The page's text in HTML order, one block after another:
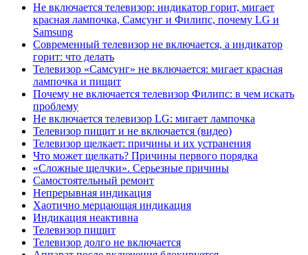
Не включается телевизор: индикатор горит, мигает
красная лампочка, Самсунг и Филипс, почему LG и
Samsung
Современный телевизор не включается, а индикатор
горит: что делать
Телевизор «Самсунг» не включается: мигает красная
лампочка и пищит
Почему не включается телевизор Филипс: в чем искать
проблему
Не включается телевизор LG: мигает лампочка
Телевизор пищит и не включается (видео)
Телевизор щелкает: причины и их устранения
Что может щелкать? Причины первого порядка
«Сложные щелчки». Серьезные причины
Самостоятельный ремонт
Непрерывная индикация
Хаотично мерцающая индикация
Индикация неактивна
Телевизор пищит
Телевизор долго не включается